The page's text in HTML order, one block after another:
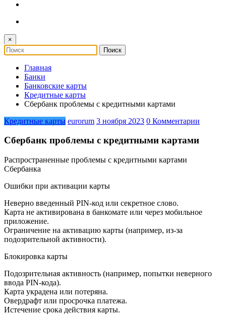
×
Главная
Банки
Банковские карты
Кредитные карты
Сбербанк проблемы с кредитными картами
Кредитные карты eurorum 3 ноября 2023 0 Комментарии
Сбербанк проблемы с кредитными картами
Распространенные проблемы с кредитными картами
Сбербанка
Ошибки при активации карты
Неверно введенный PIN-код или секретное слово.
Карта не активирована в банкомате или через мобильное
приложение.
Ограничение на активацию карты (например, из-за
подозрительной активности).
Блокировка карты
Подозрительная активность (например, попытки неверного
ввода PIN-кода).
Карта украдена или потеряна.
Овердрафт или просрочка платежа.
Истечение срока действия карты.